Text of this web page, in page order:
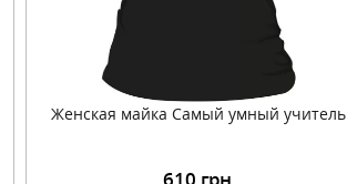
Женская майка Самый умный учитель
610 грн.